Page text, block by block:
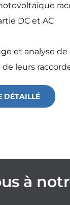
DC et AC
et analyse de
leurs
DÉTAILLÉ
à